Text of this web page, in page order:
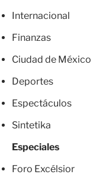
Internacional
Finanzas
Ciudad de México
Deportes
Espectáculos
Sintetika
Especiales
Foro Excélsior